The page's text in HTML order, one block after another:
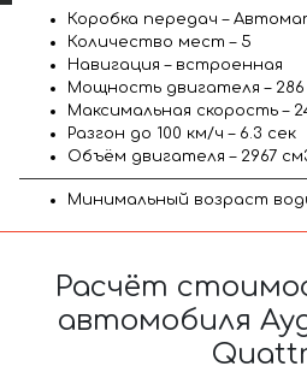
Коробка передач –
Количество мест – 5
Навигация – встроенная
Мощность двигателя – 286
Максимальная скорость –
Разгон до 100 км/ч – 6.3 сек
Объём двигателя – 2967
Минимальный возраст
Расчёт
автомобиля